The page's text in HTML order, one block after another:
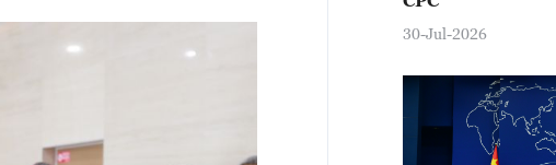
30-Jul-2026